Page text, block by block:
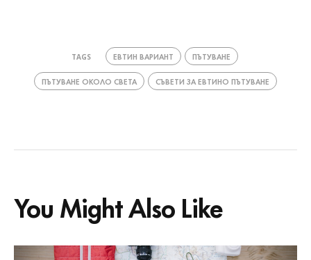
TAGS ЕВТИН ВАРИАНТ ПЪТУВАНЕ
ПЪТУВАНЕ ОКОЛО СВЕТА СЪВЕТИ ЗА ЕВТИНО ПЪТУВАНЕ
You Might Also Like